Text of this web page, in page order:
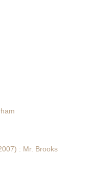
: Mr. Brooks